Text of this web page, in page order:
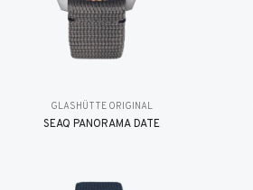
GLASHÜTTE ORIGINAL
SEAQ PANORAMA DATE